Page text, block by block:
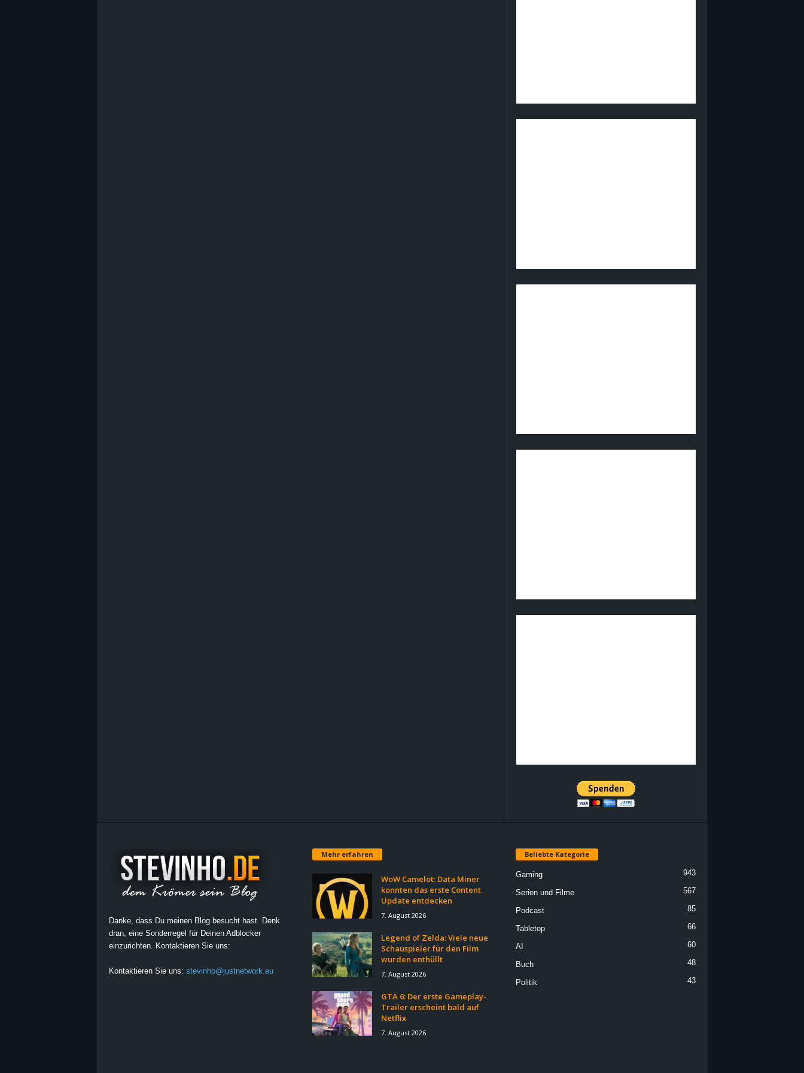
Danke, dass Du meinen Blog besucht hast. Denk
dran, eine Sonderregel für Deinen Adblocker
einzurichten. Kontaktieren Sie uns:
Kontaktieren Sie uns: stevinho@justnetwork.eu
Mehr erfahren
WoW Camelot: Data Miner
konnten das erste Content
Update entdecken
7. August 2026
Legend of Zelda: Viele neue
Schauspieler für den Film
wurden enthüllt
7. August 2026
GTA 6: Der erste Gameplay-
Trailer erscheint bald auf
Netflix
7. August 2026
Beliebte Kategorie
Gaming 943
Serien und Filme 567
Podcast 85
Tabletop 66
AI 60
Buch 48
Politik 43